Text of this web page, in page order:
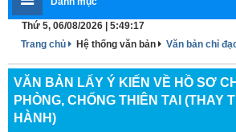
Thứ 5, 06/08/2026 | 5:49:18
Trang chủ
Hệ thống văn bản Văn bản chỉ
VĂN BẢN LẤY Ý KIẾN VỀ HỒ SƠ
PHÒNG, CHỐNG THIÊN TAI (THAY
HÀNH)